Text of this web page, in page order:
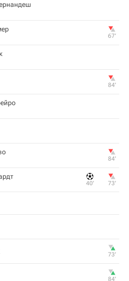
67‎’‎
84‎’‎
84‎’‎
40‎’‎ 73‎’‎
73‎’‎
84‎’‎